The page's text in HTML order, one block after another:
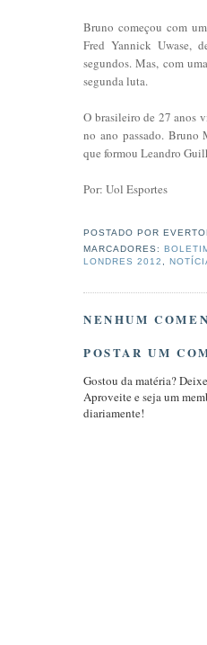
Bruno começou com
Fred Yannick Uwase,
segundos. Mas, com
segunda luta.
O brasileiro de 27 anos
no ano passado. Bruno
que formou Leandro
Por: Uol Esportes
POSTADO POR
MARCADORES:
LONDRES 2012 ,
NENHUM
POSTAR UM
Gostou da matéria?
Aproveite e seja um
diariamente!